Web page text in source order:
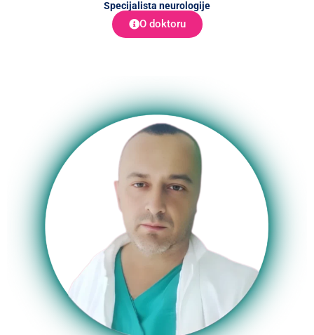
Specijalista neurologije
O doktoru